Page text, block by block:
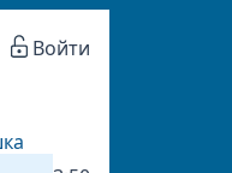
Войти